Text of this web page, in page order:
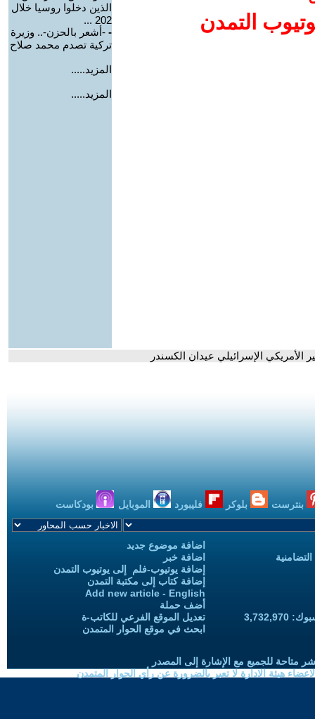
التمدن
الذين دخلوا روسيا خلال
202 ...
- -أشعر بالحزن-.. وزيرة
تركية تصدم محمد صلاح
المزيد.....
المزيد.....
الأمريكي الإسرائيلي عيدان الكسندر
بنترست بلوكر فليبورد الموبايل بودكاست
اضافة موضوع جديد
اضافة خبر
إضافة يوتيوب-فلم إلى يوتيوب التمدن
إضافة كتاب إلى مكتبة التمدن
Add new article - English
أضف حملة
تعديل الموقع الفرعي للكاتب-ة
ابحث في موقع الحوار المتمدن
متاحة للجميع مع الإشارة إلى المصدر
هيئة الادارة لا تعبر بالضرورة عن رأي الحوار المتمدن